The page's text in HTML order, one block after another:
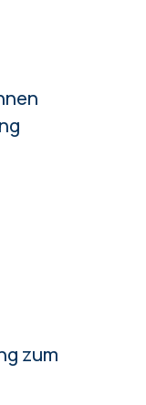
zum